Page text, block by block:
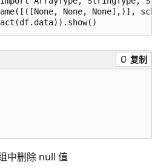
None, None],)],
复制
中删除 null 值